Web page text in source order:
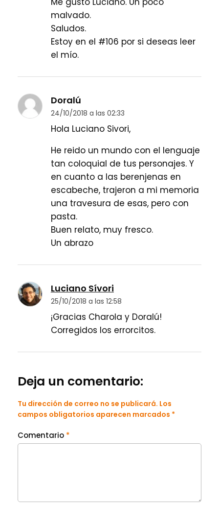
malvado.
Saludos.
Estoy en el #106 por si deseas leer
el mío.
Doralú
24/10/2018 a las 02:33
Hola Luciano Sivori,
He reido un mundo con el lenguaje
tan coloquial de tus personajes. Y
en cuanto a las berenjenas en
escabeche, trajeron a mi memoria
una travesura de esas, pero con
pasta.
Buen relato, muy fresco.
Un abrazo
Luciano Sívori
25/10/2018 a las 12:58
¡Gracias Charola y Doralú!
Corregidos los errorcitos.
Deja un comentario:
Tu dirección de correo no se publicará. Los
campos obligatorios aparecen marcados *
Comentario *